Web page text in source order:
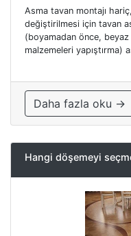
Asma tavan montajı
değiştirilmesi için tavan
(boyamadan önce, beyaz
malzemeleri yapıştırma)
Daha fazla oku →
Hangi döşemeyi